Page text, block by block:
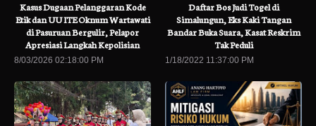
Kasus Dugaan Pelanggaran Kode
Etik dan UU ITE Oknum Wartawati
di Pasuruan Bergulir, Pelapor
Apresiasi Langkah Kepolisian
8/03/2026 02:18:00 PM
Daftar Bos Judi Togel di
Simalungun, Eks Kaki Tangan
Bandar Buka Suara, Kasat Reskrim
Tak Peduli
1/18/2022 11:37:00 PM